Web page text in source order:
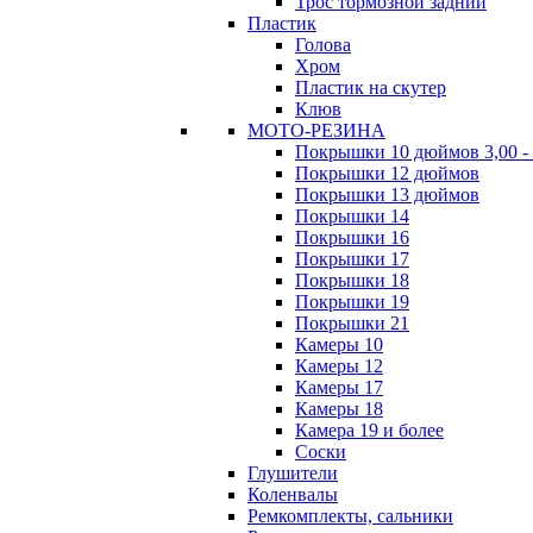
Пластик
Голова
Хром
Пластик на скутер
Клюв
МОТО-РЕЗИНА
Покрышки 10 дюймов 3,00 -
Покрышки 12 дюймов
Покрышки 13 дюймов
Покрышки 14
Покрышки 16
Покрышки 17
Покрышки 18
Покрышки 19
Покрышки 21
Камеры 10
Камеры 12
Камеры 17
Камеры 18
Камера 19 и более
Соски
Глушители
Коленвалы
Ремкомплекты, сальники